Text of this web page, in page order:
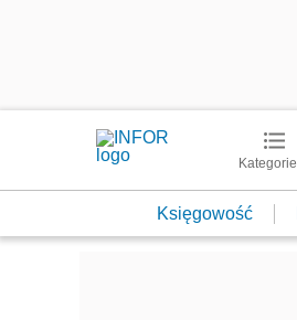
Kategorie
Księgowość